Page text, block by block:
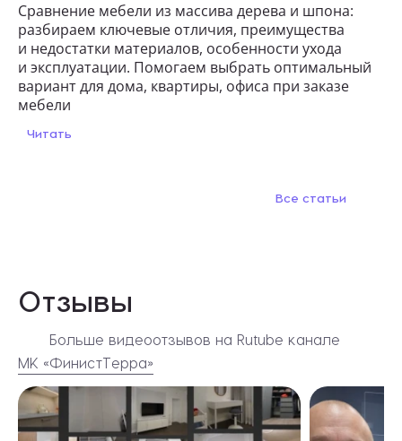
Сравнение мебели из массива дерева и шпона:
разбираем ключевые отличия, преимущества
и недостатки материалов, особенности ухода
и эксплуатации. Помогаем выбрать оптимальный
вариант для дома, квартиры, офиса при заказе
мебели
Читать
Все статьи
Отзывы
Больше видеоотзывов на Rutube канале
МК «ФинистТерра»
Видеоотзывы